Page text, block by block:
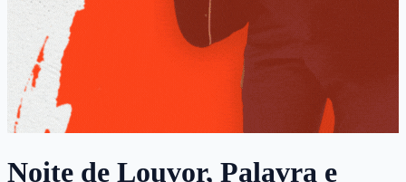
Noite de Louvor, Palavra e